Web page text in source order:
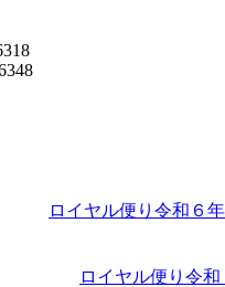
ロイヤル便り令和６年
ロイヤル便り令和